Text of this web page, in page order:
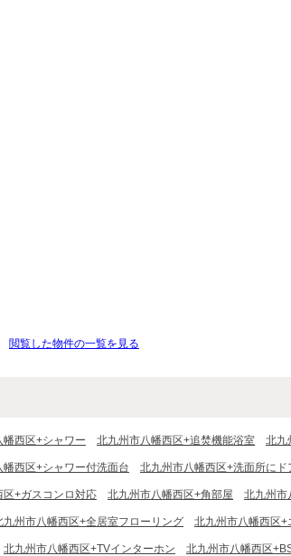
閲覧した物件の一覧を見る
幡西区+シャワー 北九州市八幡西区+追焚機能浴室 北九
幡西区+シャワー付洗面台 北九州市八幡西区+洗面所にド
区+ガスコンロ対応 北九州市八幡西区+角部屋 北九州市
九州市八幡西区+全居室フローリング 北九州市八幡西区+
北九州市八幡西区+TVインターホン 北九州市八幡西区